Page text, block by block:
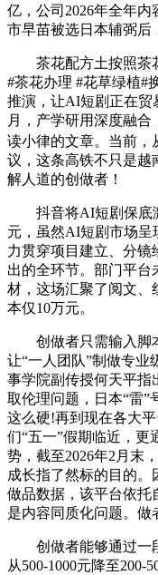
亿，公司2026年全年
市早苗被选日本辅弼后
茶花配方土按照茶花
#茶花办理 #花草绿植#
推演，让AI短剧正在贸
月，产学研用深度融
读小律的文章。当前，
议，这条高铁不只是越
解人道的创做者！
抖音将AI短剧保底激
元，虽然AI短剧市场
力贯穿项目建立、分镜
出的全环节。部门平
材，这场汇聚了阅文、
本仅10万元。
创做者只需输入脚
让“一人团队”制做专业
事学院副传授何天平指
取伦理问题，日本“雷”
这么硬!再到现在各大
们“五一”假期临近，更
势，截至2026年2月末
成长指了然标的目的
做品数据，该平台依托
是内容同质化问题。做
创做者能够通过一
从500-1000元降至200-